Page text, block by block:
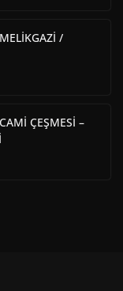
/
ÇEŞMESİ –